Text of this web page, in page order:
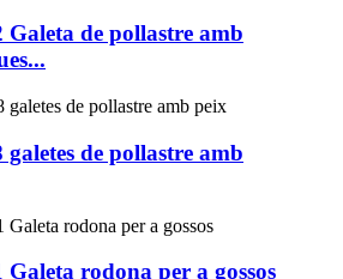
Galeta de pollastre amb
de pollastre amb
rodona per a gossos